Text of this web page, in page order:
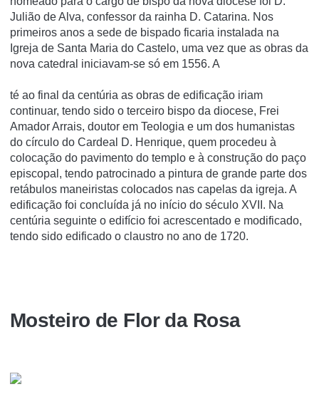
Julião de Alva, confessor da rainha D. Catarina. Nos
primeiros anos a sede de bispado ficaria instalada na
Igreja de Santa Maria do Castelo, uma vez que as obras da
nova catedral iniciavam-se só em 1556. A
té ao final da centúria as obras de edificação iriam
continuar, tendo sido o terceiro bispo da diocese, Frei
Amador Arrais, doutor em Teologia e um dos humanistas
do círculo do Cardeal D. Henrique, quem procedeu à
colocação do pavimento do templo e à construção do paço
episcopal, tendo patrocinado a pintura de grande parte dos
retábulos maneiristas colocados nas capelas da igreja. A
edificação foi concluída já no início do século XVII. Na
centúria seguinte o edifício foi acrescentado e modificado,
tendo sido edificado o claustro no ano de 1720.
Mosteiro de Flor da Rosa